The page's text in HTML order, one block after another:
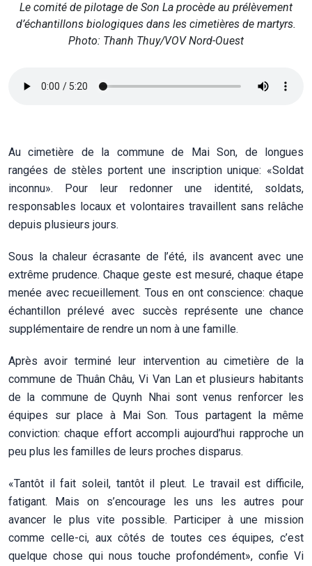
Le comité de pilotage de Son La procède au prélèvement
d’échantillons biologiques dans les cimetières de martyrs.
Photo: Thanh Thuy/VOV Nord-Ouest
Au cimetière de la commune de Mai Son, de longues
rangées de stèles portent une inscription unique: «Soldat
inconnu». Pour leur redonner une identité, soldats,
responsables locaux et volontaires travaillent sans relâche
depuis plusieurs jours.
Sous la chaleur écrasante de l’été, ils avancent avec une
extrême prudence. Chaque geste est mesuré, chaque étape
menée avec recueillement. Tous en ont conscience: chaque
échantillon prélevé avec succès représente une chance
supplémentaire de rendre un nom à une famille.
Après avoir terminé leur intervention au cimetière de la
commune de Thuân Châu, Vi Van Lan et plusieurs habitants
de la commune de Quynh Nhai sont venus renforcer les
équipes sur place à Mai Son. Tous partagent la même
conviction: chaque effort accompli aujourd’hui rapproche un
peu plus les familles de leurs proches disparus.
«Tantôt il fait soleil, tantôt il pleut. Le travail est difficile,
fatigant. Mais on s’encourage les uns les autres pour
avancer le plus vite possible. Participer à une mission
comme celle-ci, aux côtés de toutes ces équipes, c’est
quelque chose qui nous touche profondément», confie Vi